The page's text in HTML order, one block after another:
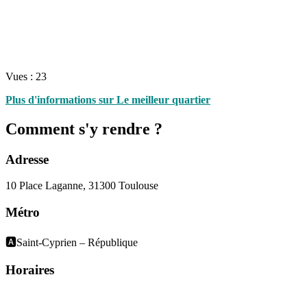
Vues : 23
Plus d'informations sur Le meilleur quartier
Comment s'y rendre ?
Adresse
10 Place Laganne, 31300 Toulouse
Métro
🅰️Saint-Cyprien – République
Horaires